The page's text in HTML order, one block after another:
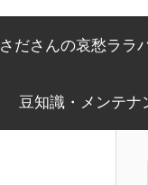
さださんの哀愁ララ
豆知識・メンテナ